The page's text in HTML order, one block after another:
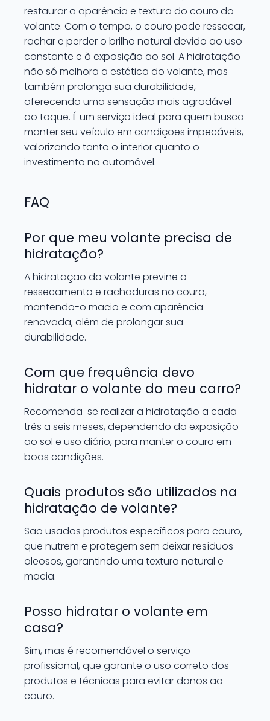
restaurar a aparência e textura do couro do
volante. Com o tempo, o couro pode ressecar,
rachar e perder o brilho natural devido ao uso
constante e à exposição ao sol. A hidratação
não só melhora a estética do volante, mas
também prolonga sua durabilidade,
oferecendo uma sensação mais agradável
ao toque. É um serviço ideal para quem busca
manter seu veículo em condições impecáveis,
valorizando tanto o interior quanto o
investimento no automóvel.
FAQ
Por que meu volante precisa de
hidratação?
A hidratação do volante previne o
ressecamento e rachaduras no couro,
mantendo-o macio e com aparência
renovada, além de prolongar sua
durabilidade.
Com que frequência devo
hidratar o volante do meu carro?
Recomenda-se realizar a hidratação a cada
três a seis meses, dependendo da exposição
ao sol e uso diário, para manter o couro em
boas condições.
Quais produtos são utilizados na
hidratação de volante?
São usados produtos específicos para couro,
que nutrem e protegem sem deixar resíduos
oleosos, garantindo uma textura natural e
macia.
Posso hidratar o volante em
casa?
Sim, mas é recomendável o serviço
profissional, que garante o uso correto dos
produtos e técnicas para evitar danos ao
couro.